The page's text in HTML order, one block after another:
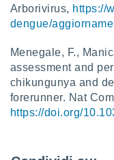
Arborivirus, https://
dengue/
Menegale, F.,
assessment and
chikungunya and
forerunner. Nat
https://doi.org/